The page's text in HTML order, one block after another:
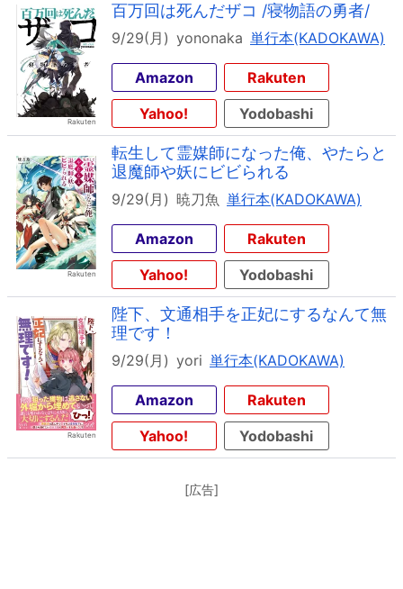
百万回は死んだザコ /寝物語の勇者/
9/29(月) yononaka 単行本(KADOKAWA)
Amazon
Rakuten
Yahoo!
Yodobashi
転生して霊媒師になった俺、やたらと
退魔師や妖にビビられる
9/29(月) 暁刀魚 単行本(KADOKAWA)
Amazon
Rakuten
Yahoo!
Yodobashi
陛下、文通相手を正妃にするなんて無
理です！
9/29(月) yori 単行本(KADOKAWA)
Amazon
Rakuten
Yahoo!
Yodobashi
[広告]